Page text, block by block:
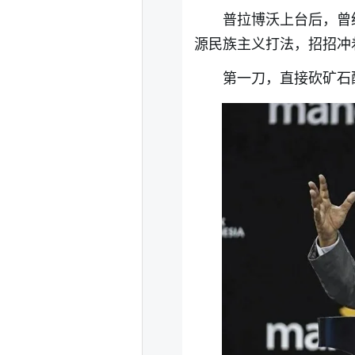
普拉博沃上台后，
源民族主义打法，招招
第一刀，直接砍矿